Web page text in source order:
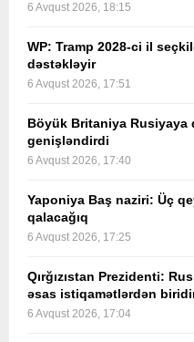
6 Avqust 2026, 18:15
WP: Tramp 2028-ci il
dəstəkləyir
6 Avqust 2026, 17:51
Böyük Britaniya Rusiyaya
genişləndirdi
6 Avqust 2026, 17:40
Yaponiya Baş naziri: Üç
qalacağıq
6 Avqust 2026, 17:25
Qırğızıstan Prezidenti:
əsas istiqamətlərdən
6 Avqust 2026, 17:04